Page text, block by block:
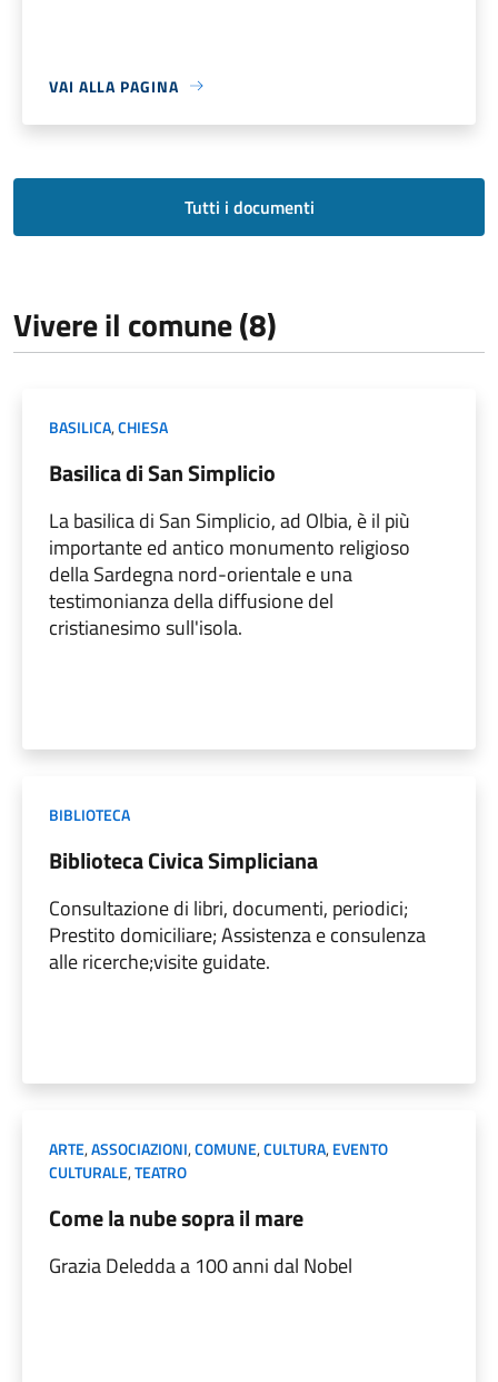
VAI ALLA PAGINA
Tutti i documenti
Vivere il comune (8)
BASILICA,CHIESA
Basilica di San Simplicio
La basilica di San Simplicio, ad Olbia, è il più
importante ed antico monumento religioso
della Sardegna nord-orientale e una
testimonianza della diffusione del
cristianesimo sull'isola.
BIBLIOTECA
Biblioteca Civica Simpliciana
Consultazione di libri, documenti, periodici;
Prestito domiciliare; Assistenza e consulenza
alle ricerche;visite guidate.
ARTE,ASSOCIAZIONI,COMUNE,CULTURA,EVENTO
CULTURALE,TEATRO
Come la nube sopra il mare
Grazia Deledda a 100 anni dal Nobel